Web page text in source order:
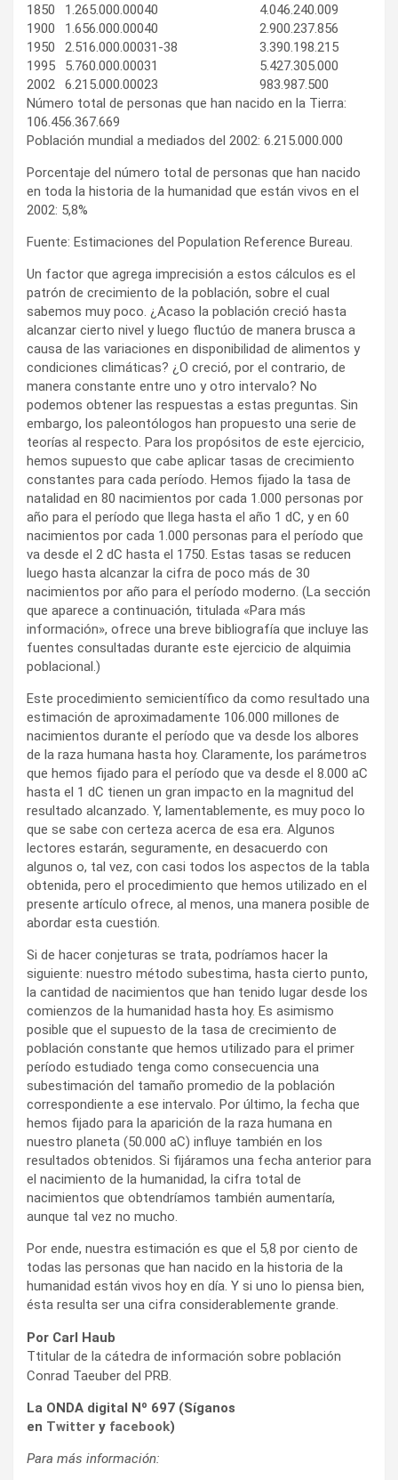
1850
1.265.000.00040
4.046.240.009
1900
1.656.000.00040
2.900.237.856
1950
2.516.000.00031-38
3.390.198.215
1995
5.760.000.00031
5.427.305.000
2002
6.215.000.00023
983.987.500
Número total de personas que han nacido en la Tierra:
106.456.367.669
Población mundial a mediados del 2002: 6.215.000.000
Porcentaje del número total de personas que han nacido
en toda la historia de la humanidad que están vivos en el
2002: 5,8%
Fuente: Estimaciones del Population Reference Bureau.
Un factor que agrega imprecisión a estos cálculos es el
patrón de crecimiento de la población, sobre el cual
sabemos muy poco. ¿Acaso la población creció hasta
alcanzar cierto nivel y luego fluctúo de manera brusca a
causa de las variaciones en disponibilidad de alimentos y
condiciones climáticas? ¿O creció, por el contrario, de
manera constante entre uno y otro intervalo? No
podemos obtener las respuestas a estas preguntas. Sin
embargo, los paleontólogos han propuesto una serie de
teorías al respecto. Para los propósitos de este ejercicio,
hemos supuesto que cabe aplicar tasas de crecimiento
constantes para cada período. Hemos fijado la tasa de
natalidad en 80 nacimientos por cada 1.000 personas por
año para el período que llega hasta el año 1 dC, y en 60
nacimientos por cada 1.000 personas para el período que
va desde el 2 dC hasta el 1750. Estas tasas se reducen
luego hasta alcanzar la cifra de poco más de 30
nacimientos por año para el período moderno. (La sección
que aparece a continuación, titulada «Para más
información», ofrece una breve bibliografía que incluye las
fuentes consultadas durante este ejercicio de alquimia
poblacional.)
Este procedimiento semicientífico da como resultado una
estimación de aproximadamente 106.000 millones de
nacimientos durante el período que va desde los albores
de la raza humana hasta hoy. Claramente, los parámetros
que hemos fijado para el período que va desde el 8.000 aC
hasta el 1 dC tienen un gran impacto en la magnitud del
resultado alcanzado. Y, lamentablemente, es muy poco lo
que se sabe con certeza acerca de esa era. Algunos
lectores estarán, seguramente, en desacuerdo con
algunos o, tal vez, con casi todos los aspectos de la tabla
obtenida, pero el procedimiento que hemos utilizado en el
presente artículo ofrece, al menos, una manera posible de
abordar esta cuestión.
Si de hacer conjeturas se trata, podríamos hacer la
siguiente: nuestro método subestima, hasta cierto punto,
la cantidad de nacimientos que han tenido lugar desde los
comienzos de la humanidad hasta hoy. Es asimismo
posible que el supuesto de la tasa de crecimiento de
población constante que hemos utilizado para el primer
período estudiado tenga como consecuencia una
subestimación del tamaño promedio de la población
correspondiente a ese intervalo. Por último, la fecha que
hemos fijado para la aparición de la raza humana en
nuestro planeta (50.000 aC) influye también en los
resultados obtenidos. Si fijáramos una fecha anterior para
el nacimiento de la humanidad, la cifra total de
nacimientos que obtendríamos también aumentaría,
aunque tal vez no mucho.
Por ende, nuestra estimación es que el 5,8 por ciento de
todas las personas que han nacido en la historia de la
humanidad están vivos hoy en día. Y si uno lo piensa bien,
ésta resulta ser una cifra considerablemente grande.
Por Carl Haub
Ttitular de la cátedra de información sobre población
Conrad Taeuber del PRB.
La ONDA digital Nº 697 (Síganos
en Twitter y facebook)
Para más información: